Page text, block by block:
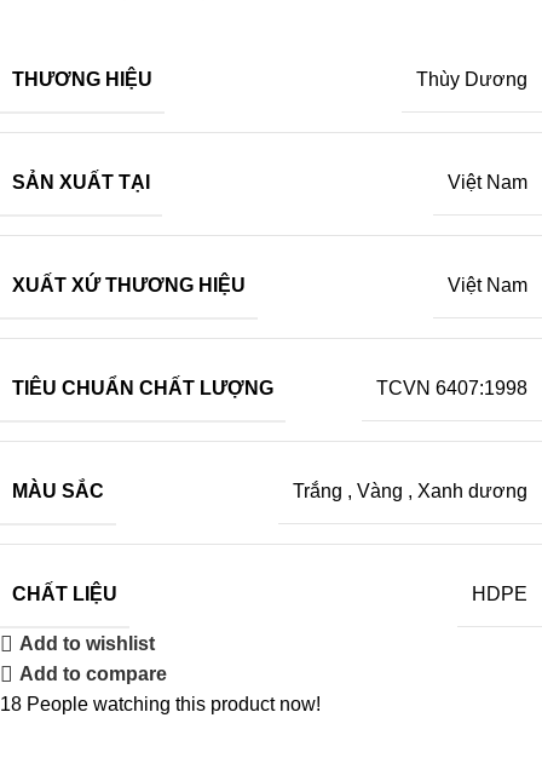
THƯƠNG HIỆU Thùy Dương
SẢN XUẤT TẠI Việt Nam
XUẤT XỨ THƯƠNG HIỆU Việt Nam
TIÊU CHUẨN CHẤT LƯỢNG TCVN 6407:1998
MÀU SẮC Trắng , Vàng , Xanh dương
CHẤT LIỆU HDPE
Add to wishlist
Add to compare
18 People watching this product now!